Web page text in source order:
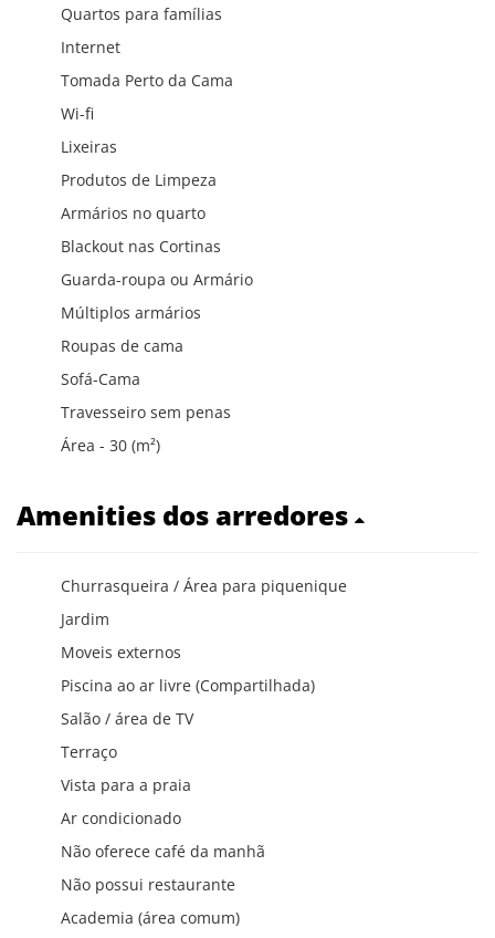
Quartos para famílias
Internet
Tomada Perto da Cama
Wi-fi
Lixeiras
Produtos de Limpeza
Armários no quarto
Blackout nas Cortinas
Guarda-roupa ou Armário
Múltiplos armários
Roupas de cama
Sofá-Cama
Travesseiro sem penas
Área - 30 (m²)
Amenities dos arredores
Churrasqueira / Área para piquenique
Jardim
Moveis externos
Piscina ao ar livre (Compartilhada)
Salão / área de TV
Terraço
Vista para a praia
Ar condicionado
Não oferece café da manhã
Não possui restaurante
Academia (área comum)